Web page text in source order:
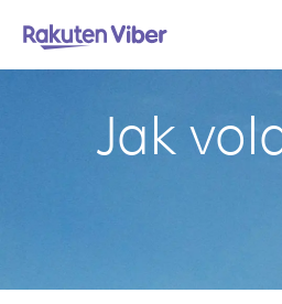
Jak